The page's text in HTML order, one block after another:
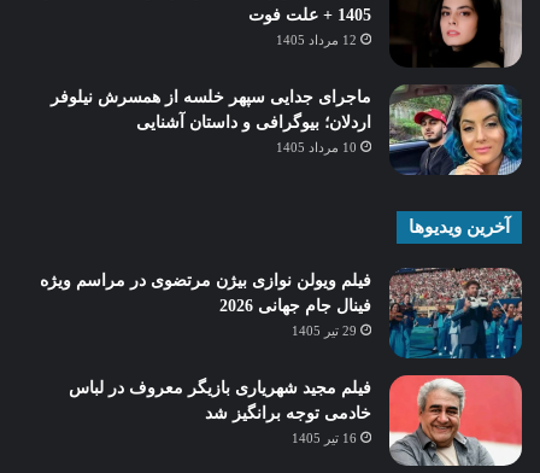
1405 + علت فوت
12 مرداد 1405
ماجرای جدایی سپهر خلسه از همسرش نیلوفر
اردلان؛ بیوگرافی و داستان آشنایی
10 مرداد 1405
آخرین ویدیوها
فیلم ویولن نوازی بیژن مرتضوی در مراسم ویژه
فینال جام جهانی 2026
29 تیر 1405
فیلم مجید شهریاری بازیگر معروف در لباس
خادمی توجه برانگیز شد
16 تیر 1405